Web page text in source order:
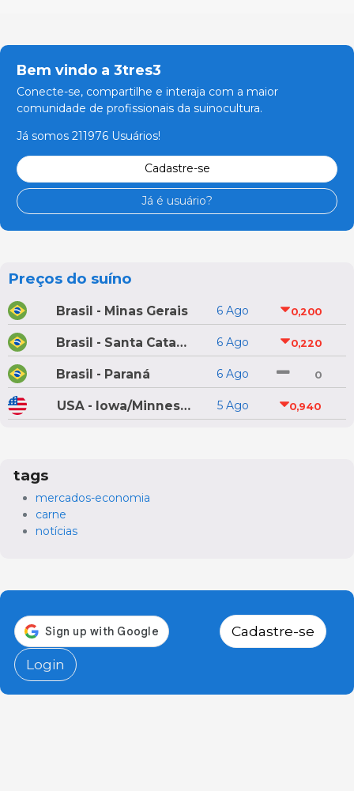
Bem vindo a 3tres3
Conecte-se, compartilhe e interaja com a maior
comunidade de profissionais da suinocultura.
Já somos 211976 Usuários!
Cadastre-se
Já é usuário?
Preços do suíno
Brasil - Minas Gerais 6 Ago 0,200
Brasil - Santa Catarina 6 Ago 0,220
Brasil - Paraná 6 Ago 0
USA - Iowa/Minnesota 5 Ago 0,940
tags
mercados-economia
carne
notícias
Cadastre-se
Login